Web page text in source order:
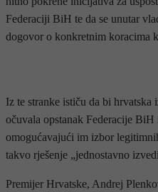
Federaciji BiH te da se unutar
dogovor o konkretnim koracima
Iz te stranke ističu da bi
očuvala opstanak Federacije
omogućavajući im izbor
takvo rješenje „jednostavno
Premijer Hrvatske, Andrej